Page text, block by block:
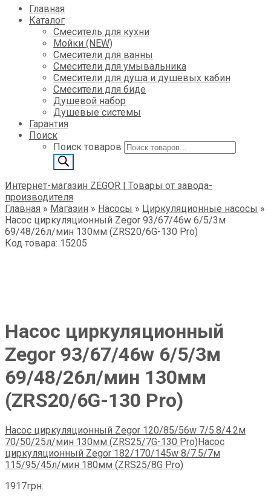
Главная
Каталог
Смеситель для кухни
Мойки (NEW)
Смесители для ванны
Смесители для умывальника
Смесители для душа и душевых кабин
Смесители для биде
Душевой набор
Душевые системы
Гарантия
Поиск
Поиск товаров
Интернет-магазин ZEGOR | Товары от завода-
производителя
Главная » Магазин » Насосы » Циркуляционные насосы »
Насос циркуляционный Zegor 93/67/46w 6/5/3м
69/48/26л/мин 130мм (ZRS20/6G-130 Pro)
Код товара: 15205
Насос циркуляционный
Zegor 93/67/46w 6/5/3м
69/48/26л/мин 130мм
(ZRS20/6G-130 Pro)
Насос циркуляционный Zegor 120/85/56w 7/5.8/4.2м
70/50/25л/мин 130мм (ZRS25/7G-130 Pro) Насос
циркуляционный Zegor 182/170/145w 8/7.5/7м
115/95/45л/мин 180мм (ZRS25/8G Pro)
1917грн.